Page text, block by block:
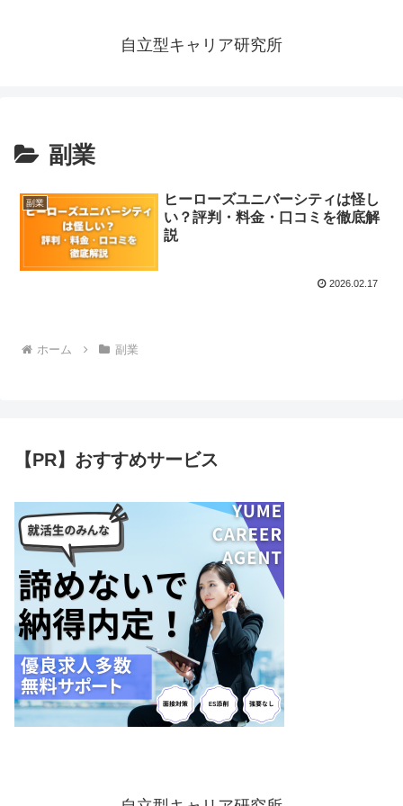
自立型キャリア研究所
副業
副業
ヒーローズユニバーシティは怪し
い？評判・料金・口コミを徹底解
説
2026.02.17
ホーム 副業
【PR】おすすめサービス